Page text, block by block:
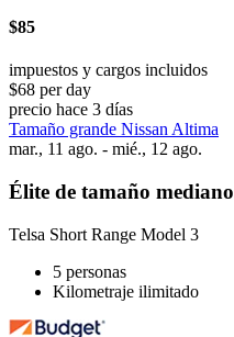
$85
impuestos y cargos incluidos
$68 per day
precio hace 3 días
Tamaño grande Nissan Altima
mar., 11 ago. - mié., 12 ago.
Élite de tamaño mediano
Telsa Short Range Model 3
5 personas
Kilometraje ilimitado